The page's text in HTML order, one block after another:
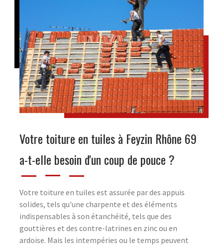
Votre toiture en tuiles à Feyzin Rhône 69
a-t-elle besoin d'un coup de pouce ?
Votre toiture en tuiles est assurée par des appuis
solides, tels qu'une charpente et des éléments
indispensables à son étanchéité, tels que des
gouttières et des contre-latrines en zinc ou en
ardoise. Mais les intempéries ou le temps peuvent